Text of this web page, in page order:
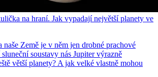
na hraní. Jak vypadají největší planety ve
naše Země je v něm jen drobné prachové
soustavy nás Jupiter výrazně
větší planety? A jak velké vlastně mohou